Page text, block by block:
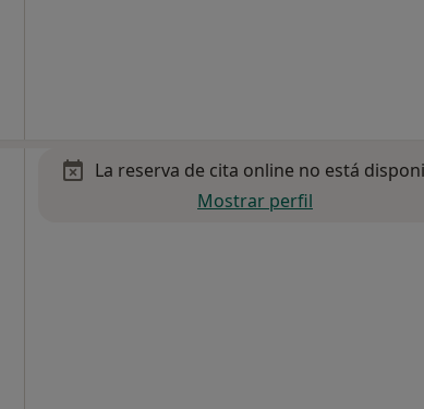
La reserva de cita online no está
Mostrar perfil